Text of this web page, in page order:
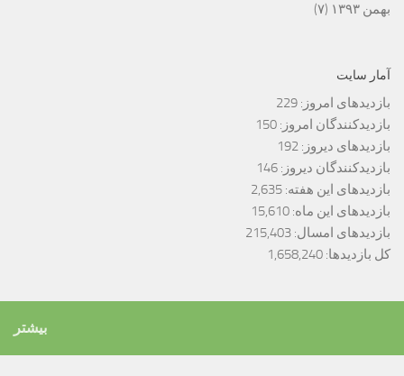
بهمن ۱۳۹۳
(۷)
آمار سایت
بازدیدهای امروز: 229
بازدیدکنندگان امروز: 150
بازدیدهای دیروز: 192
بازدیدکنندگان دیروز: 146
بازدیدهای این هفته: 2,635
بازدیدهای این ماه: 15,610
بازدیدهای امسال: 215,403
کل بازدیدها: 1,658,240
بیشتر